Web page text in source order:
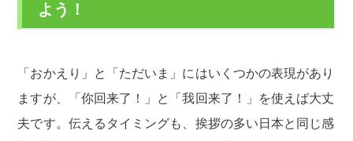
よう！
「おかえり」と「ただいま」にはいくつかの表現があり
ますが、「你回来了！」と「我回来了！」を使えば大丈
夫です。伝えるタイミングも、挨拶の多い日本と同じ感